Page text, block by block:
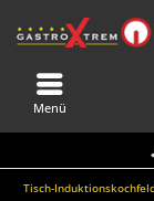
Menü
Tisch-